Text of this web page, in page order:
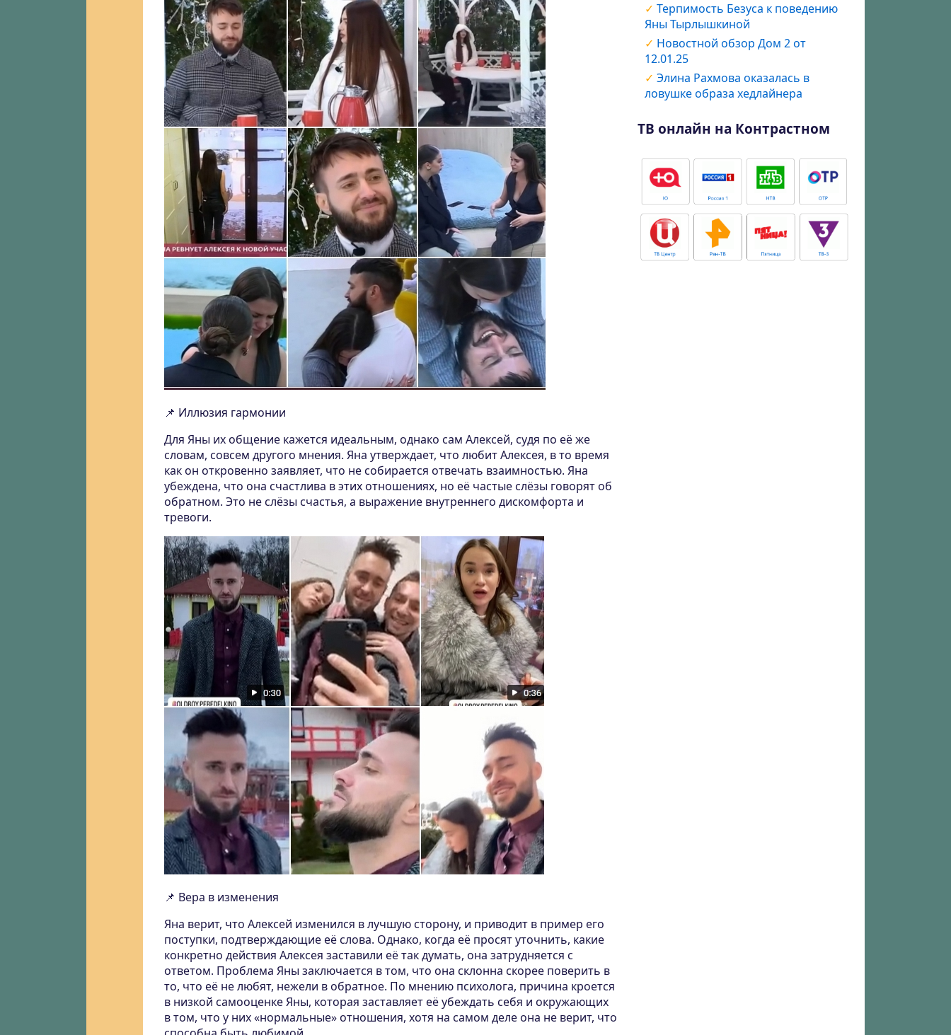
📌 Иллюзия гармонии
Для Яны их общение кажется идеальным, однако сам Алексей, судя по её же
словам, совсем другого мнения. Яна утверждает, что любит Алексея, в то время
как он откровенно заявляет, что не собирается отвечать взаимностью. Яна
убеждена, что она счастлива в этих отношениях, но её частые слёзы говорят об
обратном. Это не слёзы счастья, а выражение внутреннего дискомфорта и
тревоги.
📌 Вера в изменения
Яна верит, что Алексей изменился в лучшую сторону, и приводит в пример его
поступки, подтверждающие её слова. Однако, когда её просят уточнить, какие
конкретно действия Алексея заставили её так думать, она затрудняется с
ответом. Проблема Яны заключается в том, что она склонна скорее поверить в
то, что её не любят, нежели в обратное. По мнению психолога, причина кроется
в низкой самооценке Яны, которая заставляет её убеждать себя и окружающих
в том, что у них «нормальные» отношения, хотя на самом деле она не верит, что
Терпимость Безуса к поведению
Яны Тырлышкиной
Новостной обзор Дом 2 от
12.01.25
Элина Рахмова оказалась в
ловушке образа хедлайнера
ТВ онлайн на Контрастном